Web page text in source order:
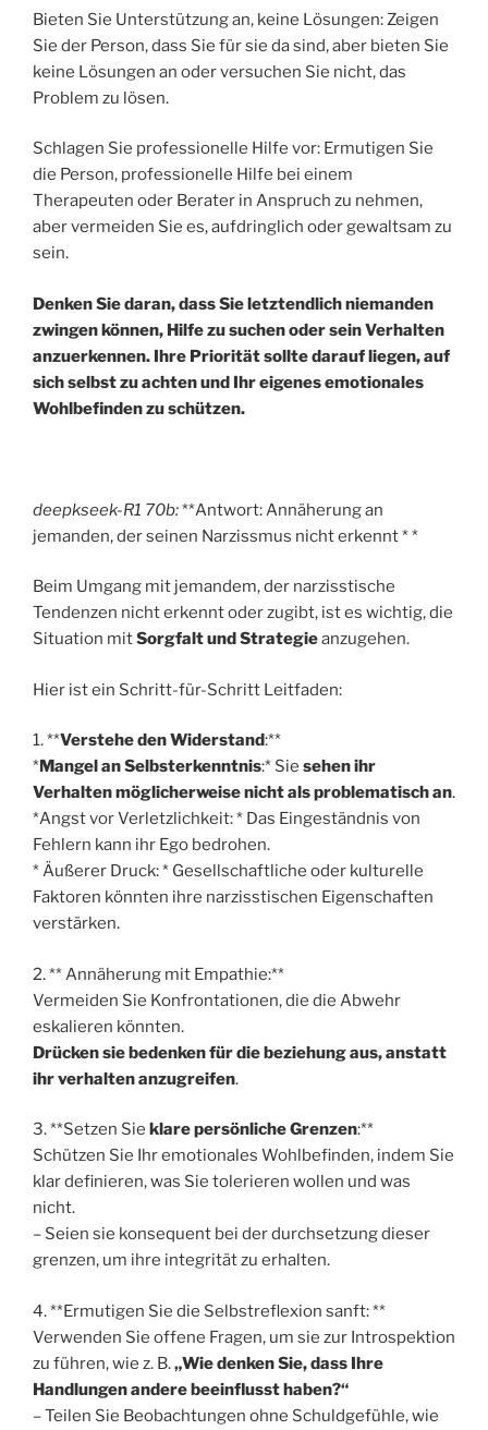
Bieten Sie Unterstützung an, keine Lösungen: Zeigen
Sie der Person, dass Sie für sie da sind, aber bieten Sie
keine Lösungen an oder versuchen Sie nicht, das
Problem zu lösen.
Schlagen Sie professionelle Hilfe vor: Ermutigen Sie
die Person, professionelle Hilfe bei einem
Therapeuten oder Berater in Anspruch zu nehmen,
aber vermeiden Sie es, aufdringlich oder gewaltsam zu
sein.
Denken Sie daran, dass Sie letztendlich niemanden
zwingen können, Hilfe zu suchen oder sein Verhalten
anzuerkennen. Ihre Priorität sollte darauf liegen, auf
sich selbst zu achten und Ihr eigenes emotionales
Wohlbefinden zu schützen.
deepkseek-R1 70b:**Antwort: Annäherung an
jemanden, der seinen Narzissmus nicht erkennt * *
Beim Umgang mit jemandem, der narzisstische
Tendenzen nicht erkennt oder zugibt, ist es wichtig, die
Situation mitSorgfalt und Strategieanzugehen.
Hier ist ein Schritt-für-Schritt Leitfaden:
1. **Verstehe den Widerstand:**
*Mangel an Selbsterkenntnis:* Sie sehen ihr
Verhalten möglicherweise nicht als problematisch an.
*Angst vor Verletzlichkeit: * Das Eingeständnis von
Fehlern kann ihr Ego bedrohen.
* Äußerer Druck: * Gesellschaftliche oder kulturelle
Faktoren könnten ihre narzisstischen Eigenschaften
verstärken.
2. ** Annäherung mit Empathie:**
Vermeiden Sie Konfrontationen, die die Abwehr
eskalieren könnten.
Drücken sie bedenken für die beziehung aus, anstatt
ihr verhalten anzugreifen.
3. **Setzen Sie klare persönliche Grenzen:**
Schützen Sie Ihr emotionales Wohlbefinden, indem Sie
klar definieren, was Sie tolerieren wollen und was
nicht.
– Seien sie konsequent bei der durchsetzung dieser
grenzen, um ihre integrität zu erhalten.
4. **Ermutigen Sie die Selbstreflexion sanft: **
Verwenden Sie offene Fragen, um sie zur Introspektion
zu führen, wie z. B.„Wie denken Sie, dass Ihre
Handlungen andere beeinflusst haben?“
– Teilen Sie Beobachtungen ohne Schuldgefühle, wie